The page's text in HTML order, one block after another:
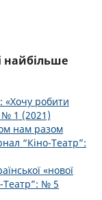
найбільше
«Хочу робити
№ 1 (2021)
нам разом
“Кіно-Театр”:
«нової
Театр”: № 5